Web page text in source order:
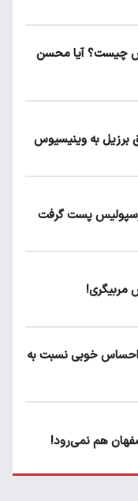
چیست؟ آیا محسن
به وینیسیوس
پست گرفت
مربیگری!
احساس خوبی نسبت به
هم نمی‌رود!